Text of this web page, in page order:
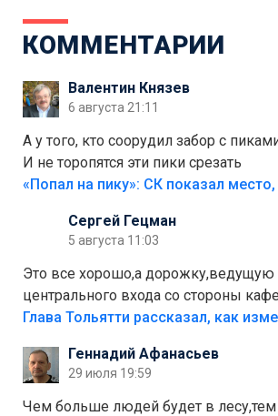
КОММЕНТАРИИ
Валентин Князев
6 августа 21:11
А у того, кто соорудил забор с
И не торопятся эти пики срезать
Сергей Гецман
5 августа 11:03
Это все хорошо,а дорожку,ведущую
центрального входа со стороны
аттракционам слабо доделать?А то
лежала в парке и испортилась.Да
украли.
Геннадий Афанасьев
29 июля 19:59
Чем больше людей будет в лесу,тем